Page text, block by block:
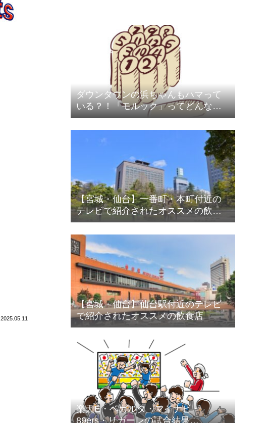
2025.05.11
ダウンタウンの浜ちゃんもハマって
いる？！「モルック」ってどんなス
ポーツ？
【宮城・仙台】一番町・本町付近の
テレビで紹介されたオススメの飲食
店
【宮城・仙台】仙台駅付近のテレビ
で紹介されたオススメの飲食店
楽天E・ベガルタ・マイナビ・
89ers・リガーレの試合結果